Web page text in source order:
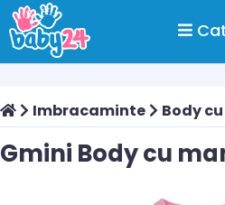
Imbracaminte Body
Gmini Body cu